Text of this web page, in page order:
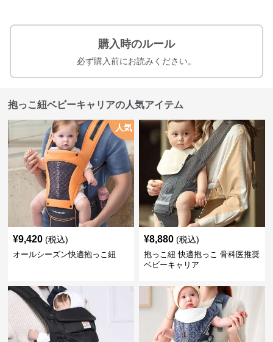
購入時のルール
必ず購入前にお読みください。
抱っこ紐ベビーキャリアの人気アイテム
人気
¥9,420 (税込)
オールシーズン快適抱っこ紐
¥8,880 (税込)
抱っこ紐 快適抱っこ 骨科医推奨
ベビーキャリア